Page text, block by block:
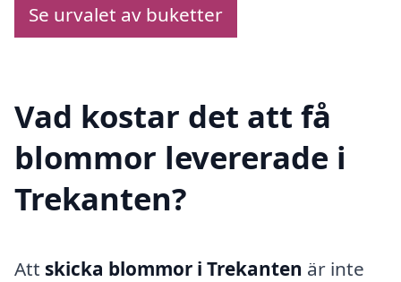
Se urvalet av buketter
Vad kostar det att få
blommor levererade i
Trekanten?
Att skicka blommor i Trekanten är inte